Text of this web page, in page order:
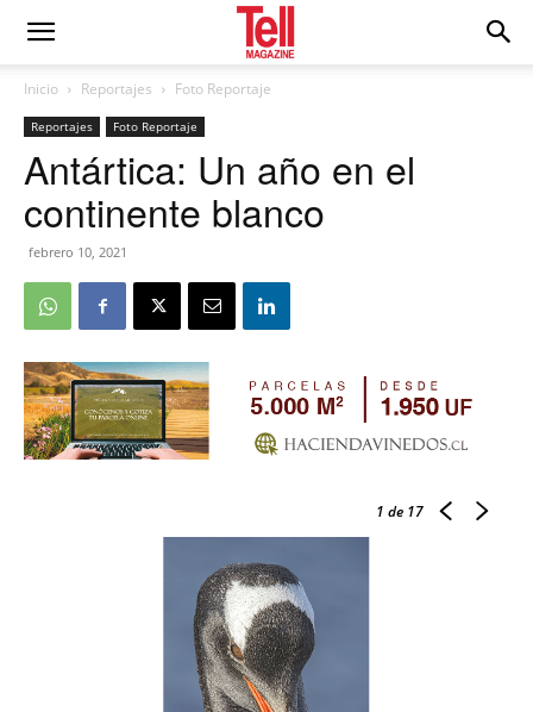
Inicio Reportajes Foto Reportaje
Reportajes Foto Reportaje
Antártica: Un año en el
continente blanco
febrero 10, 2021
1 de 17